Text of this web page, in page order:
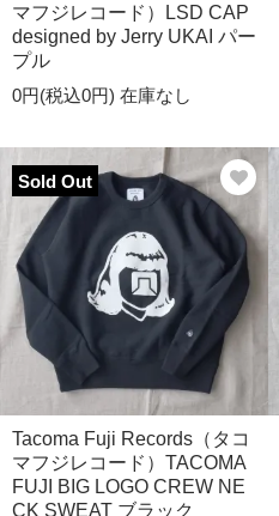
マフジレコード）LSD CAP
designed by Jerry UKAI パー
プル
0円(税込0円) 在庫なし
Sold Out
Tacoma Fuji Records（タコ
マフジレコード）TACOMA
FUJI BIG LOGO CREW NE
CK SWEAT ブラック